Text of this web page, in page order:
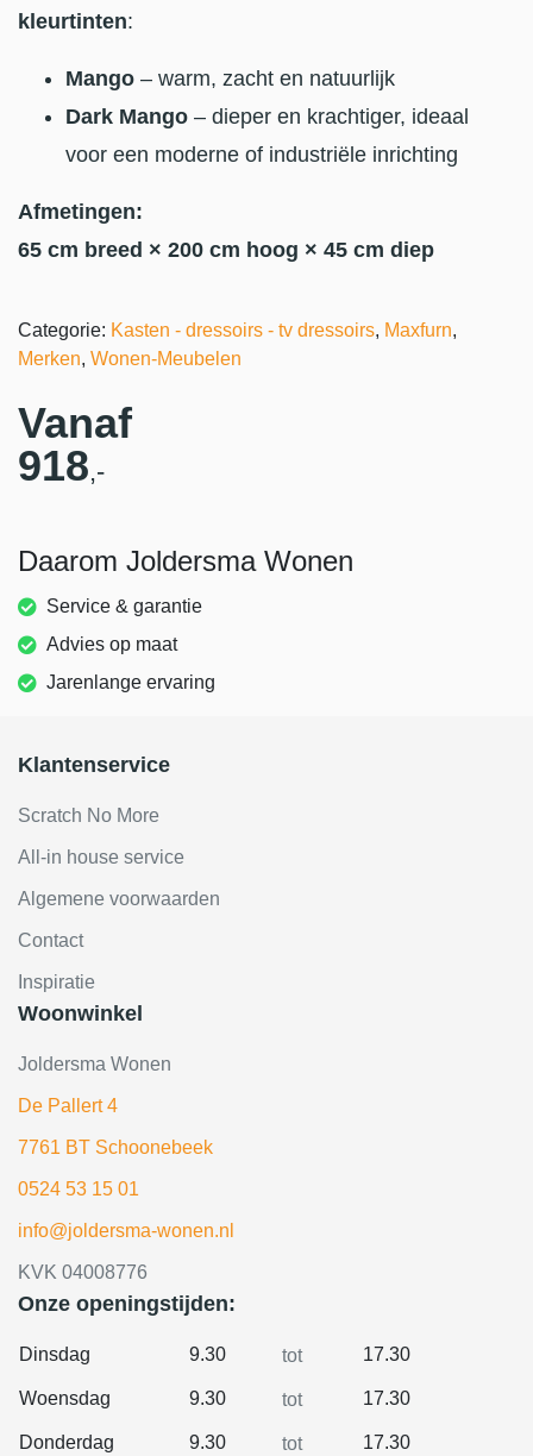
kleurtinten:
Mango – warm, zacht en natuurlijk
Dark Mango – dieper en krachtiger, ideaal
voor een moderne of industriële inrichting
Afmetingen:
65 cm breed × 200 cm hoog × 45 cm diep
Categorie: Kasten - dressoirs - tv dressoirs, Maxfurn,
Merken, Wonen-Meubelen
Vanaf
918,-
Daarom Joldersma Wonen
Service & garantie
Advies op maat
Jarenlange ervaring
Klantenservice
Scratch No More
All-in house service
Algemene voorwaarden
Contact
Inspiratie
Woonwinkel
Joldersma Wonen
De Pallert 4
7761 BT Schoonebeek
0524 53 15 01
info@joldersma-wonen.nl
KVK 04008776
Onze openingstijden:
Dinsdag 9.30 tot 17.30
Woensdag 9.30 tot 17.30
Donderdag 9.30 tot 17.30